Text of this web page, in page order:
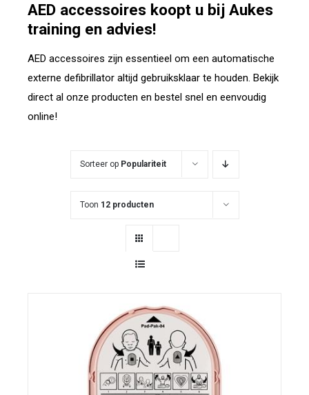
AED accessoires koopt u bij Aukes
training en advies!
AED accessoires zijn essentieel om een automatische
externe defibrillator altijd gebruiksklaar te houden. Bekijk
direct al onze producten en bestel snel en eenvoudig
online!
Sorteer op Populariteit
Toon 12 producten